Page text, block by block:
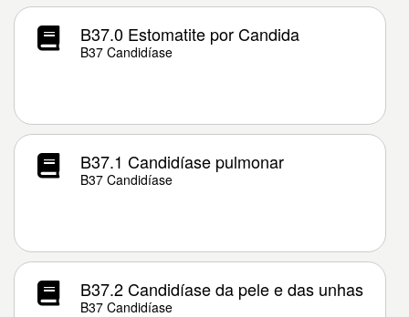
B37.0 Estomatite por Candida
B37 Candidíase
B37.1 Candidíase pulmonar
B37 Candidíase
B37.2 Candidíase da pele e das unhas
B37 Candidíase